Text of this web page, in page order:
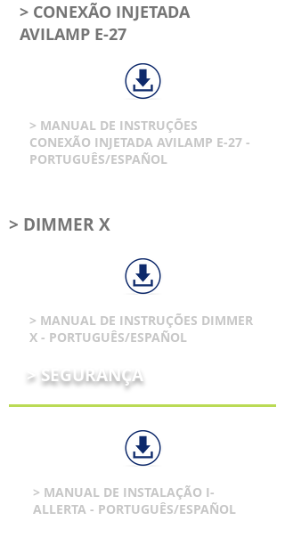
> CONEXÃO INJETADA
AVILAMP E-27
> MANUAL DE INSTRUÇÕES
CONEXÃO INJETADA AVILAMP E-27 -
PORTUGUÊS/ESPAÑOL
> DIMMER X
> MANUAL DE INSTRUÇÕES DIMMER
X - PORTUGUÊS/ESPAÑOL
> SEGURANÇA
> MANUAL DE INSTALAÇÃO I-
ALLERTA - PORTUGUÊS/ESPAÑOL